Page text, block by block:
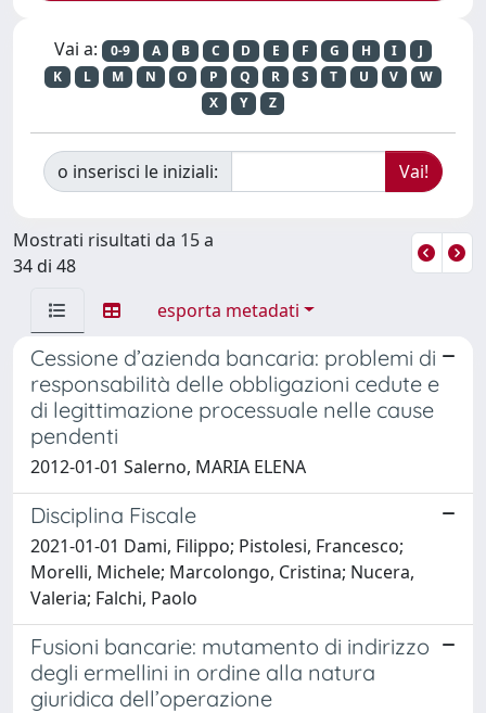
Vai a: 0-9 A B C D E F G H I
J
K
L M N O P Q R S T U V
W
X
Y Z
o inserisci le iniziali:
Mostrati risultati da 15 a
34 di 48
esporta metadati
Cessione d’azienda bancaria: problemi di
responsabilità delle obbligazioni cedute e
di legittimazione processuale nelle cause
pendenti
2012-01-01 Salerno, MARIA ELENA
Disciplina Fiscale
2021-01-01 Dami, Filippo; Pistolesi, Francesco;
Morelli, Michele; Marcolongo, Cristina; Nucera,
Valeria; Falchi, Paolo
Fusioni bancarie: mutamento di indirizzo
degli ermellini in ordine alla natura
giuridica dell’operazione